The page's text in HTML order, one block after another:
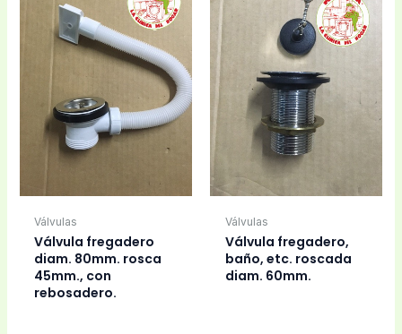
Válvulas
Válvula fregadero
diam. 80mm. rosca
45mm., con
rebosadero.
Válvulas
Válvula fregadero,
baño, etc. roscada
diam. 60mm.